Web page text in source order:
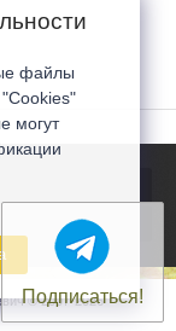
© 2007-2026
Подписаться!
файлы
могут